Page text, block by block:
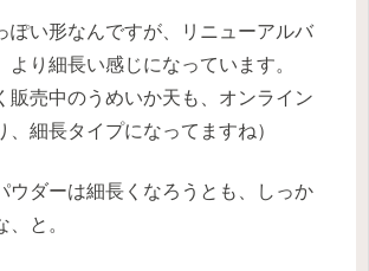
ぽい形なんですが、リニューアルバ
より細長い感じになっています。
販売中のうめいか天も、オンライン
、細長タイプになってますね）
ウダーは細長くなろうとも、しっか
、と。